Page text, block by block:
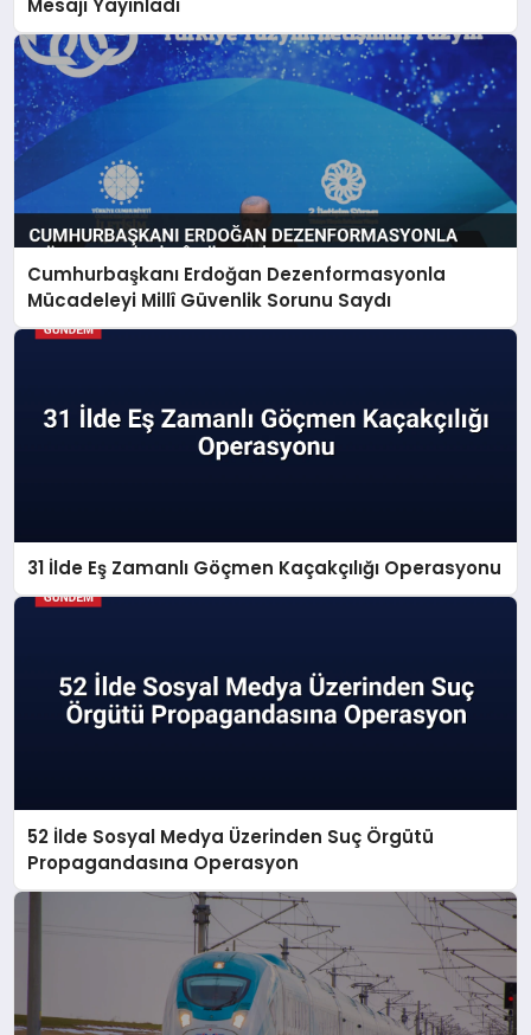
Mesajı Yayınladı
Cumhurbaşkanı Erdoğan Dezenformasyonla
Mücadeleyi Millî Güvenlik Sorunu Saydı
31 İlde Eş Zamanlı Göçmen Kaçakçılığı Operasyonu
52 İlde Sosyal Medya Üzerinden Suç Örgütü
Propagandasına Operasyon